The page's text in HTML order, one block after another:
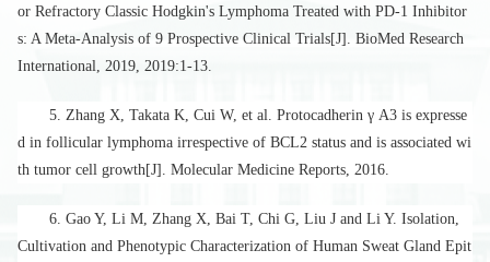
or Refractory Classic Hodgkin's Lymphoma Treated with PD-1 Inhibitor
s: A Meta-Analysis of 9 Prospective Clinical Trials[J]. BioMed Research
International, 2019, 2019:1-13.
5. Zhang X , Takata K, Cui W, et al. Protocadherin γ A3 is expresse
d in follicular lymphoma irrespective of BCL2 status and is associated wi
th tumor cell growth[J]. Molecular Medicine Reports, 2016.
6. Gao Y, Li M, Zhang X , Bai T, Chi G, Liu J and Li Y. Isolation,
Cultivation and Phenotypic Characterization of Human Sweat Gland Epit